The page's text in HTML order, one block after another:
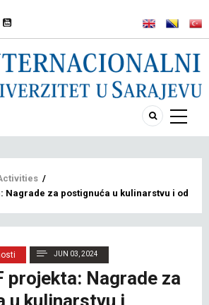
/
Nagrade za postignuća u kulinarstvu i
JUN 03, 2024
projekta: Nagrade za
u kulinarstvu i